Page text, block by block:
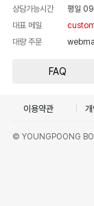
상담가능시간 평일
대표 메일
대량 주문
FAQ
이용약관
© YOUNGPOONG